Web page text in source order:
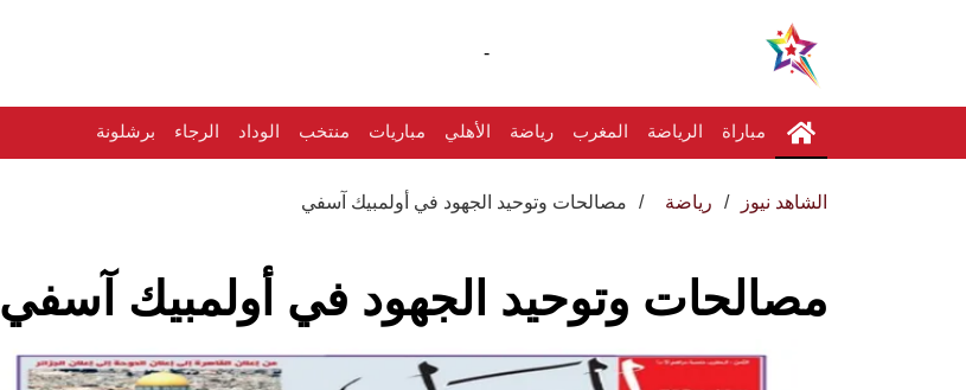
-
مباراة الرياضة المغرب رياضة الأهلي مباريات منتخب الوداد الرجاء برشلونة
الشاهد نيوز رياضة مصالحات وتوحيد الجهود في أولمبيك آسفي
مصالحات وتوحيد الجهود في أولمبيك آسفي